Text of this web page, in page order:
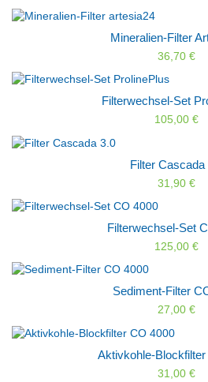
Mineralien-Filter
36,70 €
Filterwechsel-Set
105,00 €
Filter Cascada
31,90 €
Filterwechsel-Set
125,00 €
Sediment-Filter
27,00 €
Aktivkohle-
31,00 €